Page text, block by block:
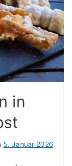
in
5. Januar 2026